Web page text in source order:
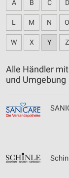
A B C D
L M N O
W X Y Z
Alle Händler
und Umgebung